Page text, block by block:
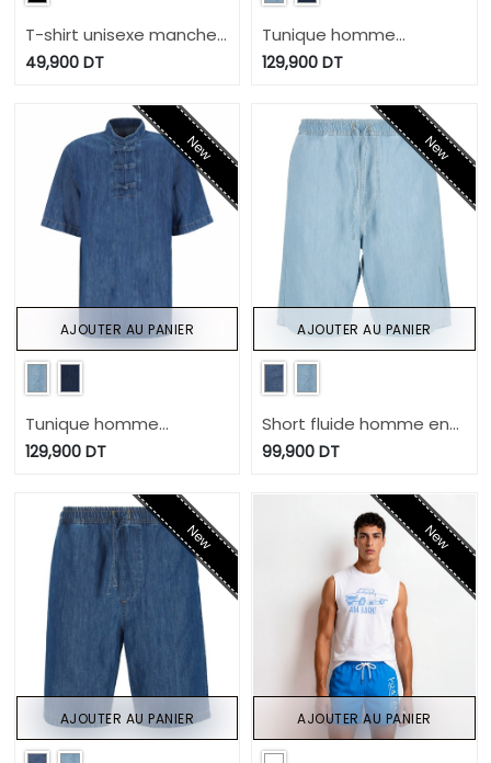
T-shirt unisexe manches
49,900DT
Tunique homme
manches courtes avec
129,900 DT
New
Tunique homme
manches courtes avec
129,900DT
AJOUTER AU PANIER
New
Short fluide homme en
jeans - TAMIR
99,900 DT
AJOUTER AU PANIER
New
AJOUTER AU PANIER
New
AJOUTER AU PANIER